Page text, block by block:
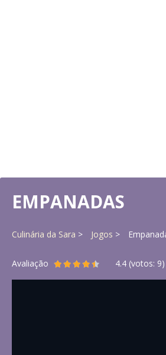
EMPANADAS
Culinária da Sara Jogos
Avaliação 4.4 (votos: 9)